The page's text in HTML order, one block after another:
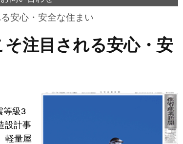
安心・安全な住まい
注目される安心・安
等級3
設計事
軽量屋